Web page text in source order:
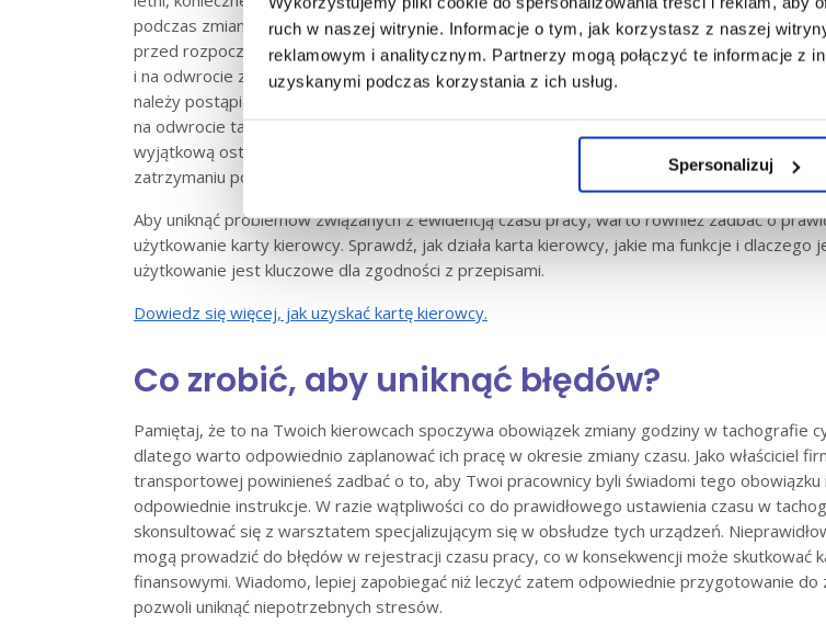
ruch w naszej witrynie. Informacje o tym, jak korzystasz z naszej
reklamowym i analitycznym. Partnerzy mogą połączyć te informacje z
uzyskanymi podczas korzystania z ich usług.
Spersonalizuj
podczas zmiany czasu lokalnego, korektę czasu na tachografie cyfrowym należy
przed rozpoczęciem nowego dnia pracy. W takiej sytuacji powinno się wykonać wydruk z
i na odwrocie zapisać informacje typu: „zmiana czasu lokalnego z godziny 6:00 na 7:00”.
należy postąpić w sytuacji używania tachografu analogowego i odpowiednią informację
na odwrocie tarczki. Jeśli zmiana czasu ma miejsce podczas wykonywania jazdy, kierowca
wyjątkową ostrożność. Korektę godziny w tachografie należy wprowadzić dopiero po
zatrzymaniu pojazdu w odpowiednim do tego miejscu.
Aby uniknąć problemów związanych z ewidencją czasu pracy, warto również zadbać o
użytkowanie karty kierowcy. Sprawdź, jak działa karta kierowcy, jakie ma funkcje i dlaczego
użytkowanie jest kluczowe dla zgodności z przepisami.
Dowiedz się więcej, jak uzyskać kartę kierowcy.
Co zrobić, aby uniknąć błędów?
Pamiętaj, że to na Twoich kierowcach spoczywa obowiązek zmiany godziny w tachografie
dlatego warto odpowiednio zaplanować ich pracę w okresie zmiany czasu. Jako właściciel
transportowej powinieneś zadbać o to, aby Twoi pracownicy byli świadomi tego obowiązku
odpowiednie instrukcje. W razie wątpliwości co do prawidłowego ustawienia czasu w
skonsultować się z warsztatem specjalizującym się w obsłudze tych urządzeń.
mogą prowadzić do błędów w rejestracji czasu pracy, co w konsekwencji może skutkować
finansowymi. Wiadomo, lepiej zapobiegać niż leczyć zatem odpowiednie przygotowanie do
pozwoli uniknąć niepotrzebnych stresów.